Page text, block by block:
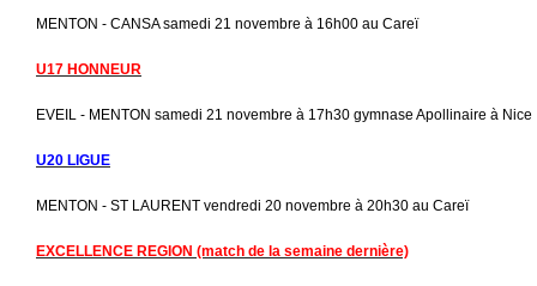
MENTON - CANSA samedi 21 novembre à 16h00 au Careï
U17 HONNEUR
EVEIL - MENTON samedi 21 novembre à 17h30 gymnase Apollinaire à Nice
U20 LIGUE
MENTON - ST LAURENT vendredi 20 novembre à 20h30 au Careï
EXCELLENCE REGION (match de la semaine dernière)